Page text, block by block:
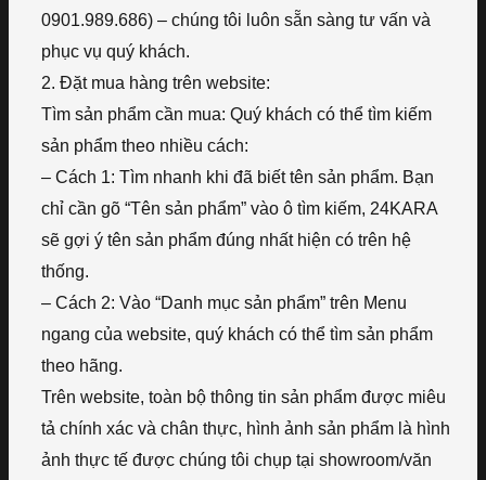
0901.989.686) – chúng tôi luôn sẵn sàng tư vấn và
phục vụ quý khách.
2. Đặt mua hàng trên website:
Tìm sản phẩm cần mua: Quý khách có thể tìm kiếm
sản phẩm theo nhiều cách:
– Cách 1: Tìm nhanh khi đã biết tên sản phẩm. Bạn
chỉ cần gõ “Tên sản phẩm” vào ô tìm kiếm, 24KARA
sẽ gợi ý tên sản phẩm đúng nhất hiện có trên hệ
thống.
– Cách 2: Vào “Danh mục sản phẩm” trên Menu
ngang của website, quý khách có thể tìm sản phẩm
theo hãng.
Trên website, toàn bộ thông tin sản phẩm được miêu
tả chính xác và chân thực, hình ảnh sản phẩm là hình
ảnh thực tế được chúng tôi chụp tại showroom/văn